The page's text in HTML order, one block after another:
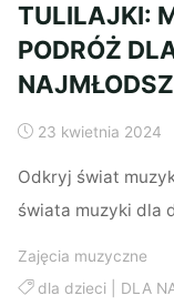
TULILAJKI:
PODRÓŻ
23 kwietnia 2024
Odkryj świat
świata muzyki dla
Zajęcia muzyczne
dla dzieci| DLA